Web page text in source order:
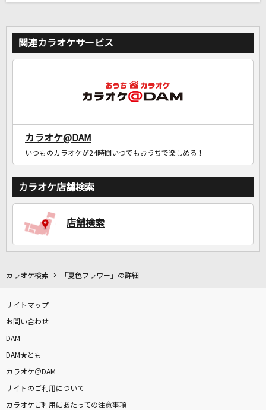
関連カラオケサービス
カラオケ@DAM
いつものカラオケが24時間いつでもおうちで楽しめる！
カラオケ店舗検索
店舗検索
カラオケ検索 「夏色フラワー」の詳細
サイトマップ
お問い合わせ
DAM
DAM★とも
カラオケ＠DAM
サイトのご利用について
カラオケご利用にあたっての注意事項